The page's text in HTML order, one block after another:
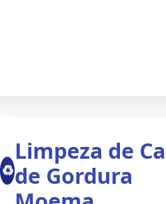
♻️
Limpeza de
de Gordura